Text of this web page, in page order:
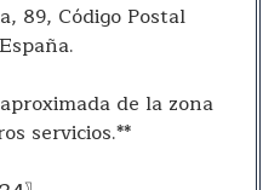
89, Código Postal
de la zona
servicios.**